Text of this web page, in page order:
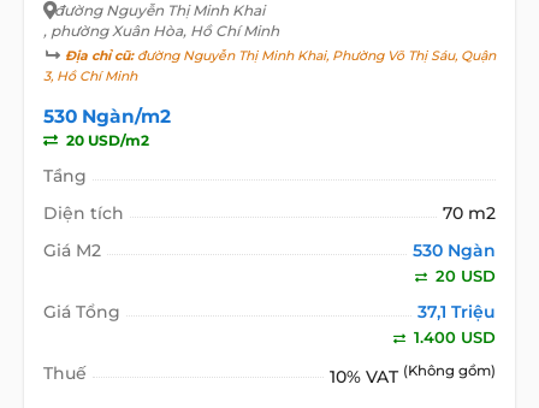
đường Nguyễn Thị Minh Khai
, phường Xuân Hòa, Hồ Chí Minh
Địa chỉ cũ:đường Nguyễn Thị Minh Khai, Phường Võ Thị Sáu, Quận
3, Hồ Chí Minh
530 Ngàn/m2
20 USD/m2
Tầng
Diện tích
70 m2
Giá M2
530 Ngàn
20 USD
Giá Tổng 37,1 Triệu
1.400 USD
Thuế 10% VAT (Không gồm)